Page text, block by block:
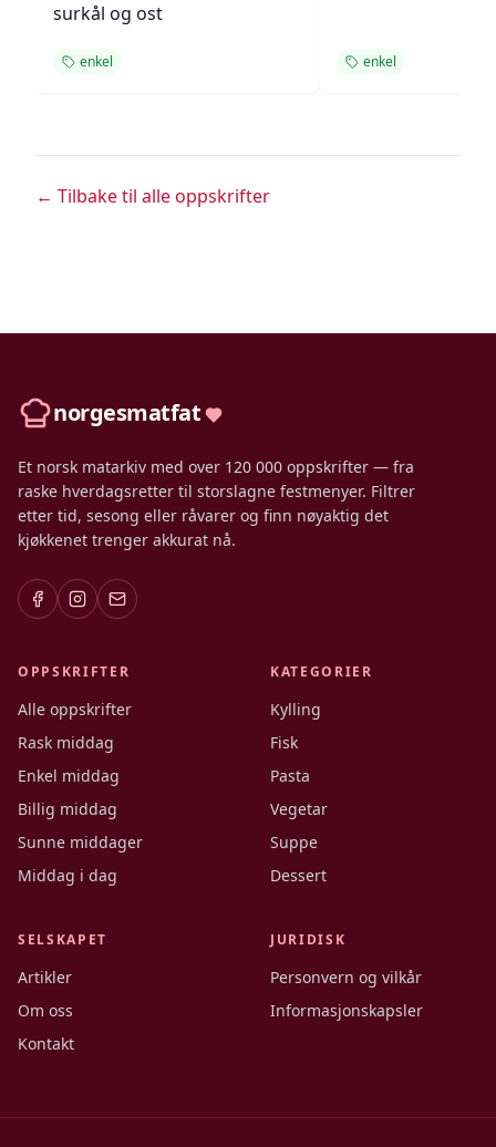
surkål og ost
enkel enkel
← Tilbake til alle oppskrifter
norgesmatfat
Et norsk matarkiv med over 120 000 oppskrifter — fra
raske hverdagsretter til storslagne festmenyer. Filtrer
etter tid, sesong eller råvarer og finn nøyaktig det
kjøkkenet trenger akkurat nå.
OPPSKRIFTER
Alle oppskrifter
Rask middag
Enkel middag
Billig middag
Sunne middager
Middag i dag
KATEGORIER
Kylling
Fisk
Pasta
Vegetar
Suppe
Dessert
SELSKAPET
Artikler
Om oss
Kontakt
JURIDISK
Personvern og vilkår
Informasjonskapsler